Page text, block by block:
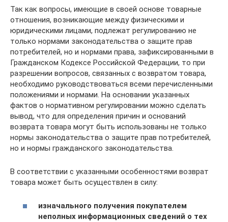
Так как вопросы, имеющие в своей основе товарные
отношения, возникающие между физическими и
юридическими лицами, подлежат регулированию не
только нормами законодательства о защите прав
потребителей, но и нормами права, зафиксированными в
Гражданском Кодексе Российской Федерации, то при
разрешении вопросов, связанных с возвратом товара,
необходимо руководствоваться всеми перечисленными
положениями и нормами. На основании указанных
фактов о нормативном регулировании можно сделать
вывод, что для определения причин и оснований
возврата товара могут быть использованы не только
нормы законодательства о защите прав потребителей,
но и нормы гражданского законодательства.
В соответствии с указанными особенностями возврат
товара может быть осуществлен в силу:
изначального получения покупателем
неполных информационных сведений о тех